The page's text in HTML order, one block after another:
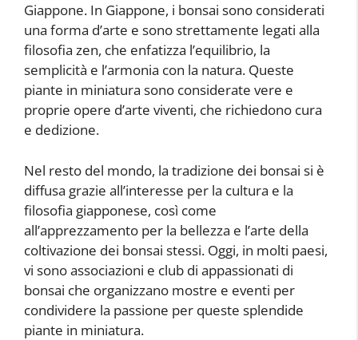
Giappone. In Giappone, i bonsai sono considerati
una forma d’arte e sono strettamente legati alla
filosofia zen, che enfatizza l’equilibrio, la
semplicità e l’armonia con la natura. Queste
piante in miniatura sono considerate vere e
proprie opere d’arte viventi, che richiedono cura
e dedizione.
Nel resto del mondo, la tradizione dei bonsai si è
diffusa grazie all’interesse per la cultura e la
filosofia giapponese, così come
all’apprezzamento per la bellezza e l’arte della
coltivazione dei bonsai stessi. Oggi, in molti paesi,
vi sono associazioni e club di appassionati di
bonsai che organizzano mostre e eventi per
condividere la passione per queste splendide
piante in miniatura.